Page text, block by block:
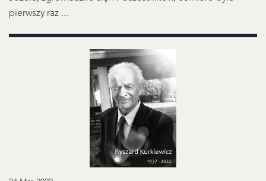
pierwszy raz ...